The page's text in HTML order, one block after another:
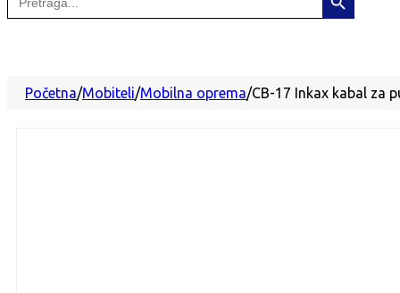
for:
Početna/Mobiteli/Mobilna oprema/CB-17 Inkax kabal za